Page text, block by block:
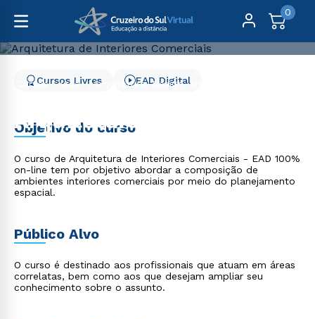
0
Cursos Livres
Arquitetura, Design, Artes e Moda
Arquitetura de Interiores
Comerciais
Cursos Livres EAD Digital
Objetivo do curso
O curso de Arquitetura de Interiores Comerciais - EAD 100%
on-line tem por objetivo abordar a composição de
ambientes interiores comerciais por meio do planejamento
espacial.
Público Alvo
O curso é destinado aos profissionais que atuam em áreas
correlatas, bem como aos que desejam ampliar seu
conhecimento sobre o assunto.